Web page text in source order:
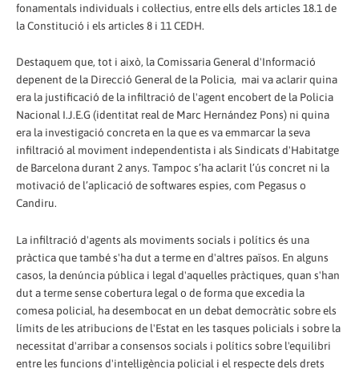
fonamentals individuals i col·lectius, entre ells dels articles 18.1 de
la Constitució i els articles 8 i 11 CEDH.
Destaquem que, tot i això, la Comissaria General d'Informació
depenent de la Direcció General de la Policia, mai va aclarir quina
era la justificació de la infiltració de l'agent encobert de la Policia
Nacional I.J.E.G (identitat real de Marc Hernández Pons) ni quina
era la investigació concreta en la que es va emmarcar la seva
infiltració al moviment independentista i als Sindicats d'Habitatge
de Barcelona durant 2 anys. Tampoc s’ha aclarit l’ús concret ni la
motivació de l’aplicació de softwares espies, com Pegasus o
Candiru.
La infiltració d'agents als moviments socials i polítics és una
pràctica que també s'ha dut a terme en d'altres països. En alguns
casos, la denúncia pública i legal d'aquelles pràctiques, quan s'han
dut a terme sense cobertura legal o de forma que excedia la
comesa policial, ha desembocat en un debat democràtic sobre els
límits de les atribucions de l'Estat en les tasques policials i sobre la
necessitat d'arribar a consensos socials i polítics sobre l'equilibri
entre les funcions d'intel·ligència policial i el respecte dels drets